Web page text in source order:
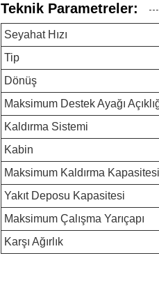
Teknik Parametreler:
Seyahat Hızı
Tip
Dönüş
Maksimum Destek Ayağı
Kaldırma Sistemi
Kabin
Maksimum Kaldırma Kapasitesi
Yakıt Deposu Kapasitesi
Maksimum Çalışma Yarıçapı
Karşı Ağırlık